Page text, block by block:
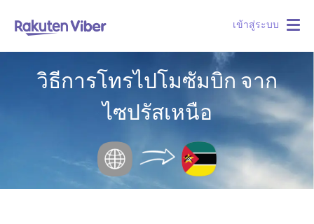
เข้าสู่ระบบ
วิธีการโทรไปโมซัมบิก จาก
ไซปรัสเหนือ